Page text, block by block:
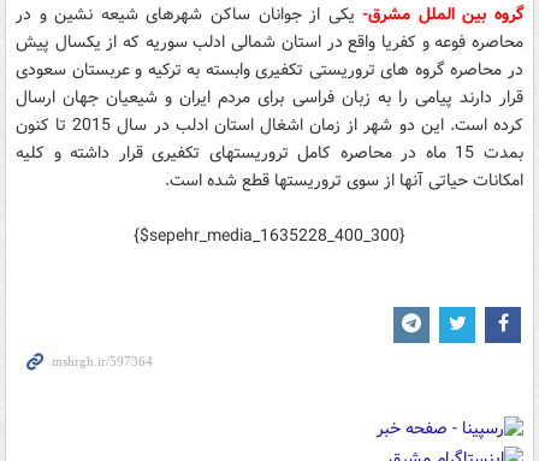
گروه بین الملل مشرق- یکی از جوانان ساکن شهرهای شیعه نشین و در
محاصره فوعه و کفریا واقع در استان شمالی ادلب سوریه که از یکسال پیش
در محاصره گروه های تروریستی تکفیری وابسته به ترکیه و عربستان سعودی
قرار دارند پیامی را به زبان فراسی برای مردم ایران و شیعیان جهان ارسال
کرده است. این دو شهر از زمان اشغال استان ادلب در سال 2015 تا کنون
بمدت 15 ماه در محاصره کامل تروریستهای تکفیری قرار داشته و کلیه
امکانات حیاتی آنها از سوی تروریستها قطع شده است.
{$sepehr_media_1635228_400_300}